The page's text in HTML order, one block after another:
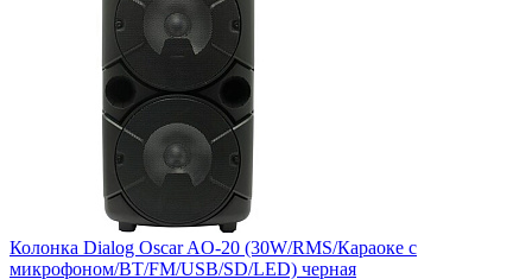
Колонка Dialog Oscar AO-20 (30W/RMS/Караоке с
микрофоном/BT/FM/USB/SD/LED) черная